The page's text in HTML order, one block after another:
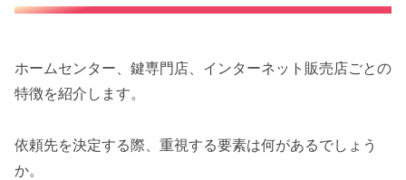
ホームセンター、鍵専門店、インターネット販売店ごとの
特徴を紹介します。
依頼先を決定する際、重視する要素は何があるでしょう
か。